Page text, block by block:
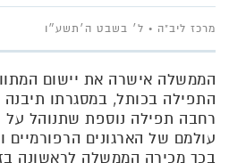
מרכז ליב"ה ל׳ בשבט ה׳תשע״ו
הממשלה אישרה את יישום
התפילה בכותל, במסגרתו
רחבה תפילה נוספת שתנוהל על
עולמם של הארגונים הרפורמיים
בכך מכירה הממשלה לראשונה